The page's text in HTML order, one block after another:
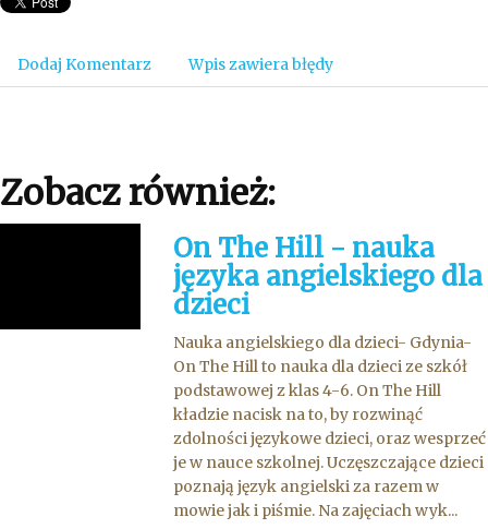
Dodaj Komentarz Wpis zawiera błędy
Zobacz również:
On The Hill - nauka
języka angielskiego dla
dzieci
Nauka angielskiego dla dzieci- Gdynia-
On The Hill to nauka dla dzieci ze szkół
podstawowej z klas 4-6. On The Hill
kładzie nacisk na to, by rozwinąć
zdolności językowe dzieci, oraz wesprzeć
je w nauce szkolnej. Uczęszczające dzieci
poznają język angielski za razem w
mowie jak i piśmie. Na zajęciach wyk...